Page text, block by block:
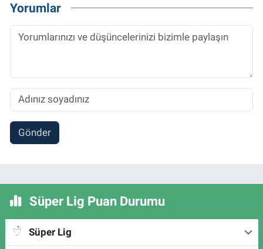
Yorumlar
Gönder
Süper Lig Puan Durumu
Süper Lig